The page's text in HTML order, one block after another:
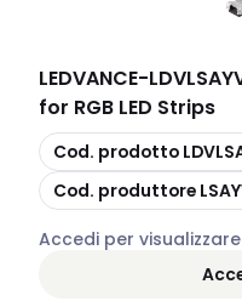
LEDVANCE-
for RGB LED Strips
copia
Cod. prodotto
copia
Cod. produttore
Accedi per